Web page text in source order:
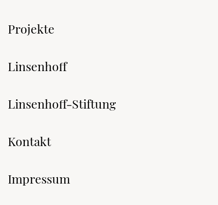
Projekte
Linsenhoff
Linsenhoff-Stiftung
Kontakt
Impressum